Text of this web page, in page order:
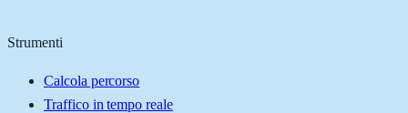
Strumenti
Calcola percorso
Traffico in tempo reale